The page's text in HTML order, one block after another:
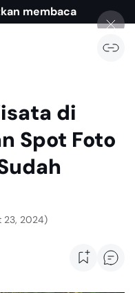
membaca
di
Spot Foto
23, 2024)